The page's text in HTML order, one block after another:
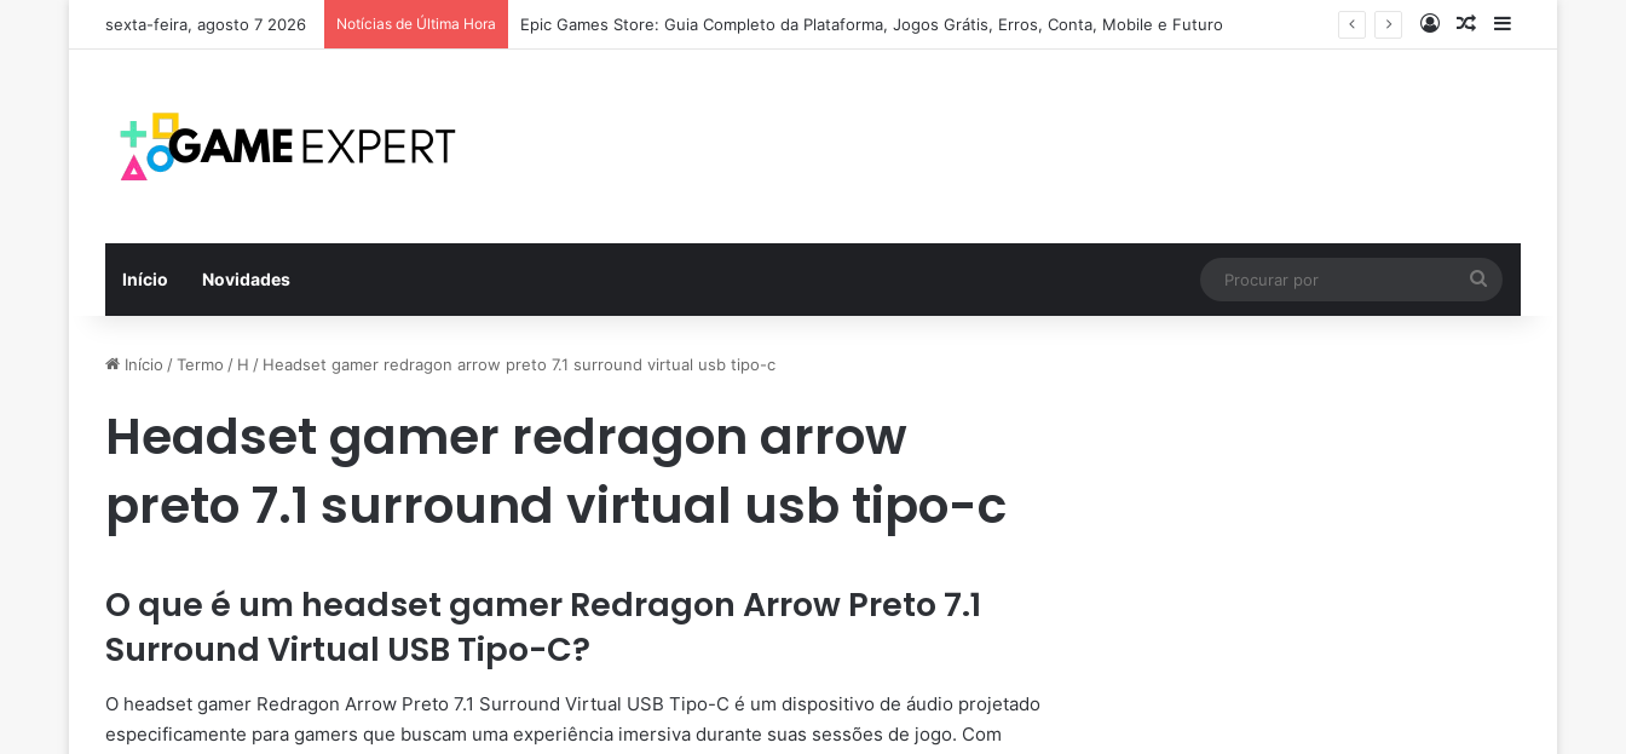
sexta-feira, agosto 7 2026 Notícias de Última Hora Epic Games Store: Guia Completo da Plataforma, Jogos Grátis, Erros, Conta, Mobile e Futuro EntrarArtigo aleatório
Barra Lateral
Início Novidades
por
Início /Termo / H / Headset gamer redragon arrow preto 7.1 surround virtual usb tipo-c
Headset gamer redragon arrow
preto 7.1 surround virtual usb tipo-c
O que é um headset gamer Redragon Arrow Preto 7.1
Surround Virtual USB Tipo-C?
O headset gamer Redragon Arrow Preto 7.1 Surround Virtual USB Tipo-C é um dispositivo de áudio projetado
especificamente para gamers que buscam uma experiência imersiva durante suas sessões de jogo. Com